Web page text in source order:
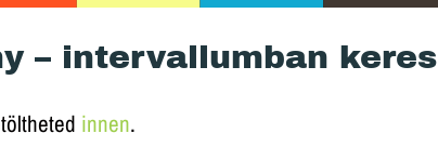
– intervallumban keres
innen.